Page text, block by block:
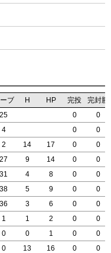
ブ H HP 完投
完封勝
25 0
0
4 0
0
2 14 17 0
0
27 9 14 0
0
31 4 8 0
0
38 5 9 0
0
36 3 6 0
0
1 1 2 0
0
0 0 1 0
0
0 13 16 0
0
ブ H HP 完投
完封勝
25 0
0
4 0
0
2 14 17 0
0
27 9 14 0
0
31 4 8 0
0
38 5 9 0
0
36 3 6 0
0
1 1 2 0
0
0 0 1 0
0
0 13 16 0
0
ブ H HP 完投
完封勝
25 0
0
4 0
0
2 14 17 0
0
27 9 14 0
0
31 4 8 0
0
38 5 9 0
0
36 3 6 0
0
1 1 2 0
0
0 0 1 0
0
0 13 16 0
0
ブ H HP 完投
完封勝
25 0
0
4 0
0
2 14 17 0
0
27 9 14 0
0
31 4 8 0
0
38 5 9 0
0
36 3 6 0
0
1 1 2 0
0
0 0 1 0
0
0 13 16 0
0